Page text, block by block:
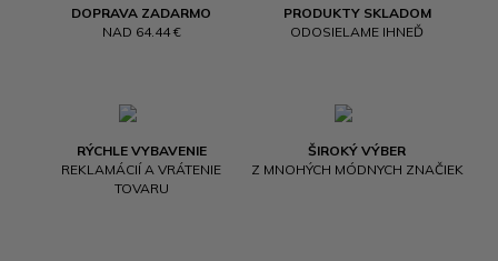
DOPRAVA ZADARMO
NAD 64.44 €
PRODUKTY SKLADOM
ODOSIELAME IHNEĎ
RÝCHLE VYBAVENIE
REKLAMÁCIÍ A VRÁTENIE
TOVARU
ŠIROKÝ VÝBER
Z MNOHÝCH MÓDNYCH ZNAČIEK